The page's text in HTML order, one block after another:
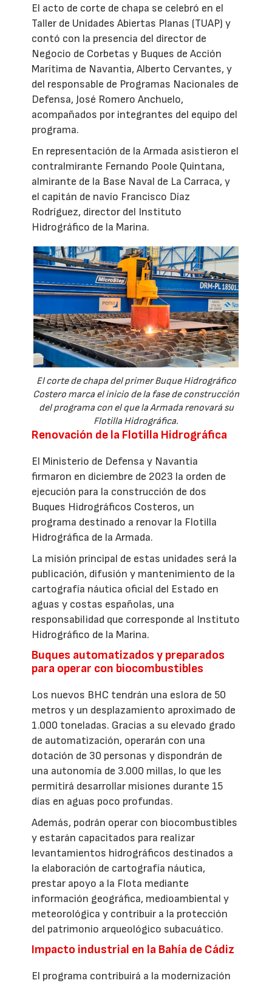
El acto de corte de chapa se celebró en el
Taller de Unidades Abiertas Planas (TUAP) y
contó con la presencia del director de
Negocio de Corbetas y Buques de Acción
Marítima de Navantia, Alberto Cervantes, y
del responsable de Programas Nacionales de
Defensa, José Romero Anchuelo,
acompañados por integrantes del equipo del
programa.
En representación de la Armada asistieron el
contralmirante Fernando Poole Quintana,
almirante de la Base Naval de La Carraca, y
el capitán de navío Francisco Díaz
Rodríguez, director del Instituto
Hidrográfico de la Marina.
El corte de chapa del primer Buque Hidrográfico
Costero marca el inicio de la fase de construcción
del programa con el que la Armada renovará su
Flotilla Hidrográfica.
Renovación de la Flotilla Hidrográfica
El Ministerio de Defensa y Navantia
firmaron en diciembre de 2023 la orden de
ejecución para la construcción de dos
Buques Hidrográficos Costeros, un
programa destinado a renovar la Flotilla
Hidrográfica de la Armada.
La misión principal de estas unidades será la
publicación, difusión y mantenimiento de la
cartografía náutica oficial del Estado en
aguas y costas españolas, una
responsabilidad que corresponde al Instituto
Hidrográfico de la Marina.
Buques automatizados y preparados
para operar con biocombustibles
Los nuevos BHC tendrán una eslora de 50
metros y un desplazamiento aproximado de
1.000 toneladas. Gracias a su elevado grado
de automatización, operarán con una
dotación de 30 personas y dispondrán de
una autonomía de 3.000 millas, lo que les
permitirá desarrollar misiones durante 15
días en aguas poco profundas.
Además, podrán operar con biocombustibles
y estarán capacitados para realizar
levantamientos hidrográficos destinados a
la elaboración de cartografía náutica,
prestar apoyo a la Flota mediante
información geográfica, medioambiental y
meteorológica y contribuir a la protección
del patrimonio arqueológico subacuático.
Impacto industrial en la Bahía de Cádiz
El programa contribuirá a la modernización